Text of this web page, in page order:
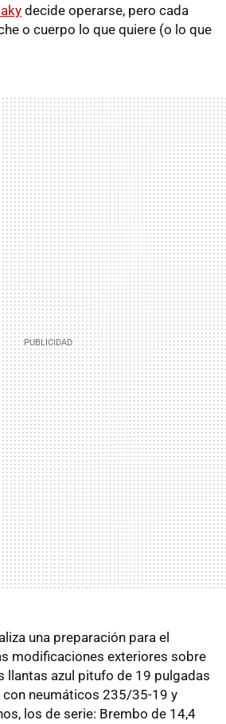
decide operarse, pero cada
o cuerpo lo que quiere (o lo que
una preparación para el
modificaciones exteriores sobre
llantas azul pitufo de 19 pulgadas
con neumáticos 235/35-19 y
los de serie: Brembo de 14,4